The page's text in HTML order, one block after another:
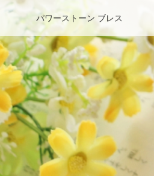
パワーストーン ブレス